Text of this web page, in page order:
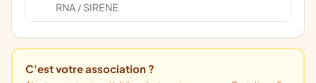
RNA / SIRENE
C'est votre association ?